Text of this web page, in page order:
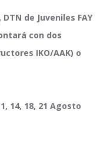
de Juveniles FAY
con dos
IKO/AAK) o
14, 18, 21 Agosto